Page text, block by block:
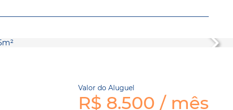
Valor do Aluguel
R$ 8.500 / mês